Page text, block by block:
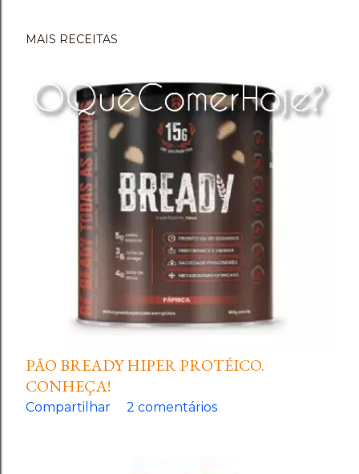
MAIS RECEITAS
PÃO BREADY HIPER PROTÉICO.
CONHEÇA!
Compartilhar 2 comentários